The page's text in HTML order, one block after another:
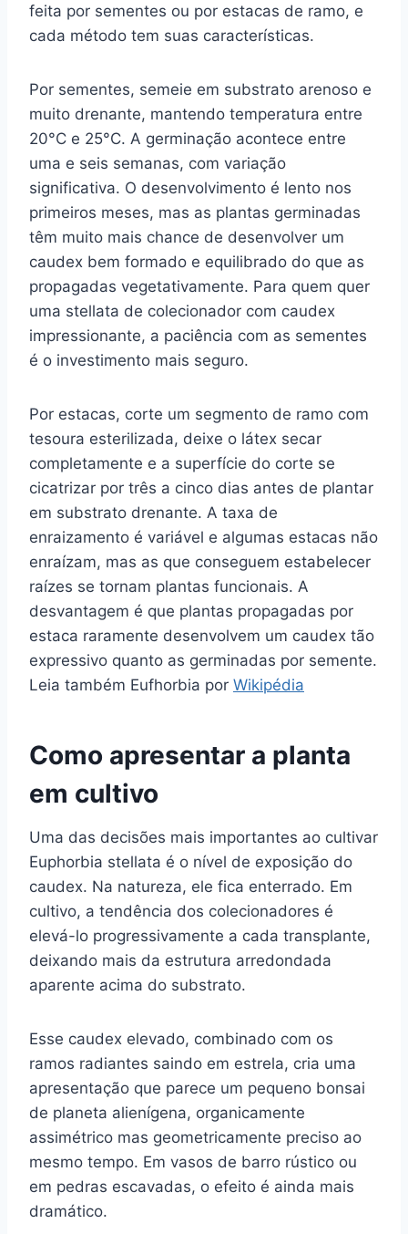
feita por sementes ou por estacas de ramo, e
cada método tem suas características.
Por sementes, semeie em substrato arenoso e
muito drenante, mantendo temperatura entre
20°C e 25°C. A germinação acontece entre
uma e seis semanas, com variação
significativa. O desenvolvimento é lento nos
primeiros meses, mas as plantas germinadas
têm muito mais chance de desenvolver um
caudex bem formado e equilibrado do que as
propagadas vegetativamente. Para quem quer
uma stellata de colecionador com caudex
impressionante, a paciência com as sementes
é o investimento mais seguro.
Por estacas, corte um segmento de ramo com
tesoura esterilizada, deixe o látex secar
completamente e a superfície do corte se
cicatrizar por três a cinco dias antes de plantar
em substrato drenante. A taxa de
enraizamento é variável e algumas estacas não
enraízam, mas as que conseguem estabelecer
raízes se tornam plantas funcionais. A
desvantagem é que plantas propagadas por
estaca raramente desenvolvem um caudex tão
expressivo quanto as germinadas por semente.
Leia também Eufhorbia por Wikipédia
Como apresentar a planta
em cultivo
Uma das decisões mais importantes ao cultivar
Euphorbia stellata é o nível de exposição do
caudex. Na natureza, ele fica enterrado. Em
cultivo, a tendência dos colecionadores é
elevá-lo progressivamente a cada transplante,
deixando mais da estrutura arredondada
aparente acima do substrato.
Esse caudex elevado, combinado com os
ramos radiantes saindo em estrela, cria uma
apresentação que parece um pequeno bonsai
de planeta alienígena, organicamente
assimétrico mas geometricamente preciso ao
mesmo tempo. Em vasos de barro rústico ou
em pedras escavadas, o efeito é ainda mais
dramático.